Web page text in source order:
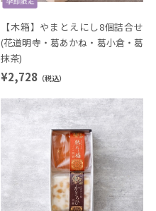
【木箱】やまとえにし8個詰合せ
(花道明寺・葛あかね・葛小倉・葛
抹茶)
¥2,728 （税込）